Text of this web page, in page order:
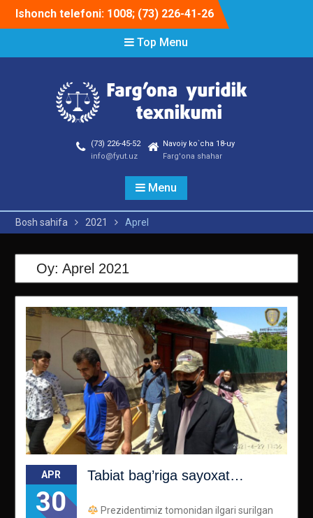
Ishonch telefoni: 1008; (73) 226-41-26
Top Menu
(73) 226-45-52
info@fyut.uz
Navoiy ko`cha 18-uy
Farg'ona shahar
Menu
Bosh sahifa 2021 Aprel
Oy: Aprel 2021
APR
30
Tabiat bag’riga sayoxat…
Prezidentimiz tomonidan ilgari surilgan